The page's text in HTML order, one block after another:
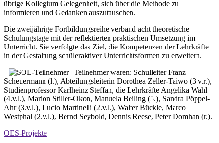
übrige Kollegium Gelegenheit, sich über die Methode zu
informieren und Gedanken auszutauschen.
Die zweijährige Fortbildungsreihe verband acht theoretische
Schulungstage mit der reflektierten praktischen Umsetzung im
Unterricht. Sie verfolgte das Ziel, die Kompetenzen der Lehrkräfte
in der Gestaltung schüleraktiver Unterrichtsformen zu erweitern.
Teilnehmer waren: Schulleiter Franz
Scheuermann (l.), Abteilungsleiterin Dorothea Zeller-Taiwo (3.v.r.),
Studienprofessor Karlheinz Steffan, die Lehrkräfte Angelika Wahl
(4.v.l.), Marion Stiller-Okon, Manuela Beiling (5.), Sandra Pöppel-
Ahr (3.v.l.), Lucio Martinelli (2.v.l.), Walter Bückle, Marco
Westphal (2.v.l.), Bernd Seybold, Dennis Reese, Peter Domhan (r.).
OES-Projekte